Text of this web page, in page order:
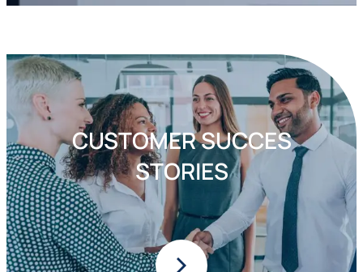
CUSTOMER SUCCES
STORIES